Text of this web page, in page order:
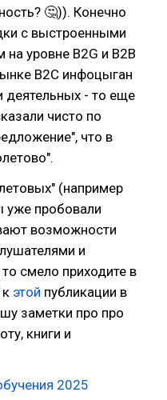
🤔)). Конечно
с выстроенными
уровне B2G и B2B
B2C инфоцыган
деятельных - то еще
чисто по
что в
(например
уже пробовали
возможности
и
смело приходите в
этой публикации в
заметки про про
книги и
2025